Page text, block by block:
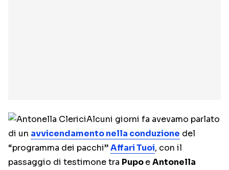
Alcuni giorni fa avevamo parlato
di un avvicendamento nella conduzione del
“programma dei pacchi”Affari Tuoi, con il
passaggio di testimone tra PupoeAntonella